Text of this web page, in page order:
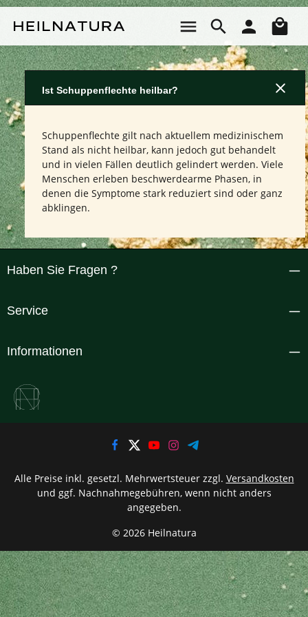
Ist Schuppenflechte heilbar?
Schuppenflechte gilt nach aktuellem medizinischem
Stand als nicht heilbar, kann jedoch gut behandelt
und in vielen Fällen deutlich gelindert werden. Viele
Menschen erleben beschwerdearme Phasen, in
denen die Symptome stark reduziert sind oder ganz
abklingen.
Haben Sie Fragen ?
Service
Informationen
© 2026 Heilnatura
Alle Preise inkl. gesetzl. Mehrwertsteuer zzgl. Versandkosten
und ggf. Nachnahmegebühren, wenn nicht anders
angegeben.